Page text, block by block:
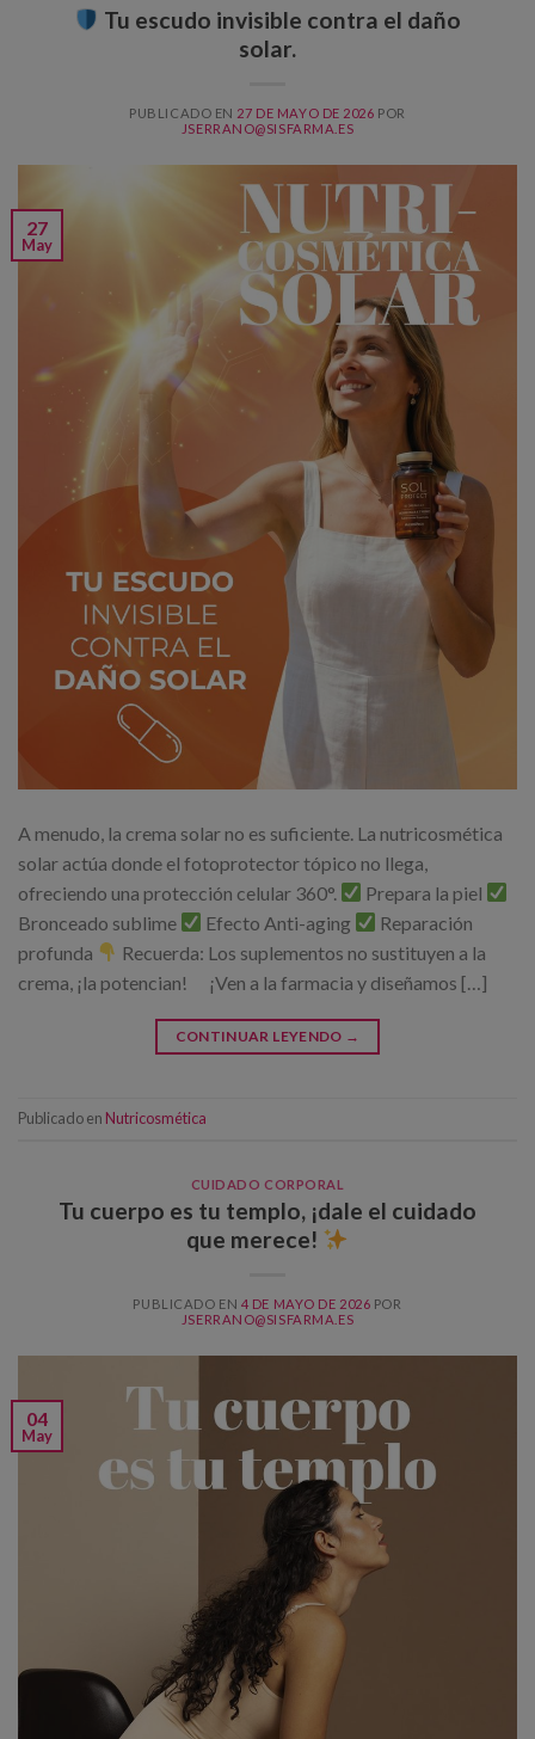
Tu escudo invisible contra el daño
solar.
PUBLICADO EN 27 DE MAYO DE 2026 POR
JSERRANO@SISFARMA.ES
27
May
A menudo, la crema solar no es suficiente. La nutricosmética
solar actúa donde el fotoprotector tópico no llega,
ofreciendo una protección celular 360°.
Prepara la piel
Bronceado sublime
Efecto Anti-aging
Reparación
profunda
Recuerda: Los suplementos no sustituyen a la
crema, ¡la potencian! ¡Ven a la farmacia y diseñamos […]
CONTINUAR LEYENDO →
Publicado en Nutricosmética
CUIDADO CORPORAL
Tu cuerpo es tu templo, ¡dale el cuidado
que merece!
PUBLICADO EN 4 DE MAYO DE 2026 POR
JSERRANO@SISFARMA.ES
04
May